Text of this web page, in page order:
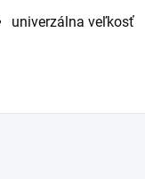
univerzálna veľkosť